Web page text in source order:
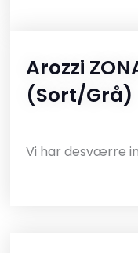
Arozzi
(sort/grå)
Vi har desværre